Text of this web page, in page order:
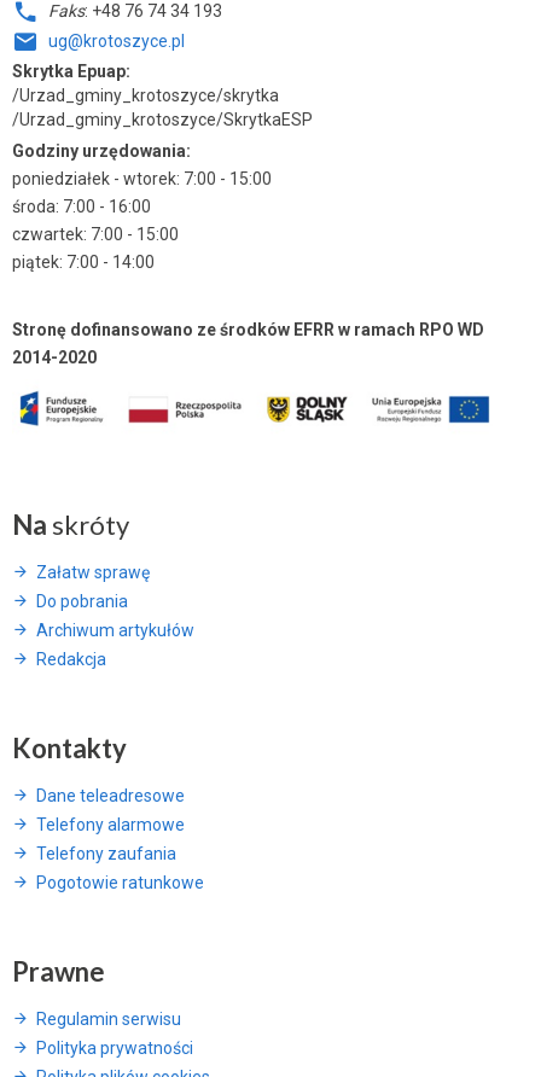
Faks: +48 76 74 34 193
ug@krotoszyce.pl
Skrytka Epuap:
/Urzad_gminy_krotoszyce/skrytka
/Urzad_gminy_krotoszyce/SkrytkaESP
Godziny urzędowania:
poniedziałek - wtorek: 7:00 - 15:00
środa: 7:00 - 16:00
czwartek: 7:00 - 15:00
piątek: 7:00 - 14:00
Stronę dofinansowano ze środków EFRR w ramach RPO WD
2014-2020
Na skróty
Załatw sprawę
Do pobrania
Archiwum artykułów
Redakcja
Kontakty
Dane teleadresowe
Telefony alarmowe
Telefony zaufania
Pogotowie ratunkowe
Prawne
Regulamin serwisu
Polityka prywatności